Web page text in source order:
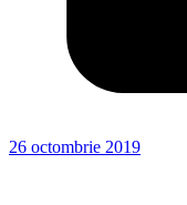
26 octombrie 2019